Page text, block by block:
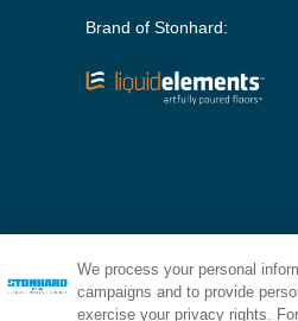
Brand of Stonhard:
We process your personal
campaigns and to provide
exercise your privacy rights.